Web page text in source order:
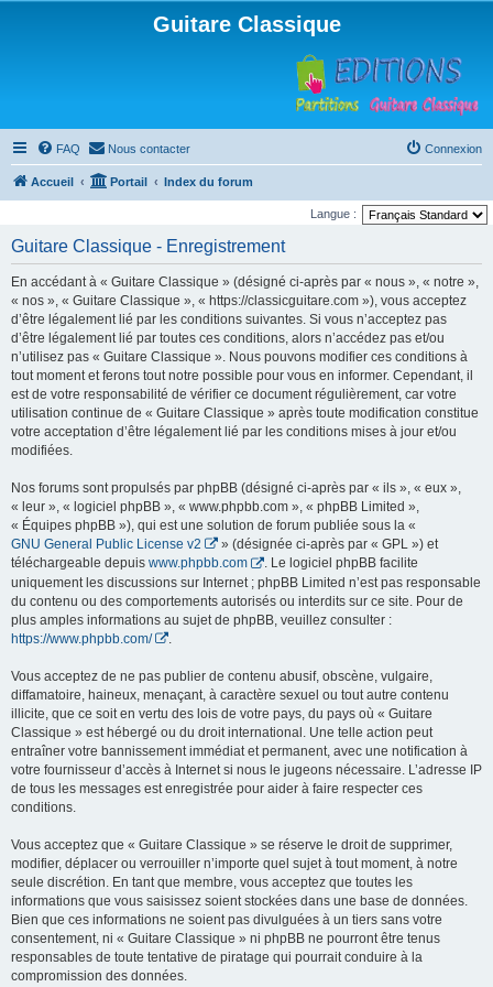
Guitare Classique
FAQ Nous contacter Connexion
Accueil Portail Index du forum
Langue :
Guitare Classique - Enregistrement
En accédant à « Guitare Classique » (désigné ci-après par « nous », « notre »,
« nos », « Guitare Classique », « https://classicguitare.com »), vous acceptez
d’être légalement lié par les conditions suivantes. Si vous n’acceptez pas
d’être légalement lié par toutes ces conditions, alors n’accédez pas et/ou
n’utilisez pas « Guitare Classique ». Nous pouvons modifier ces conditions à
tout moment et ferons tout notre possible pour vous en informer. Cependant, il
est de votre responsabilité de vérifier ce document régulièrement, car votre
utilisation continue de « Guitare Classique » après toute modification constitue
votre acceptation d’être légalement lié par les conditions mises à jour et/ou
modifiées.
Nos forums sont propulsés par phpBB (désigné ci-après par « ils », « eux »,
« leur », « logiciel phpBB », « www.phpbb.com », « phpBB Limited »,
« Équipes phpBB »), qui est une solution de forum publiée sous la «
GNU General Public License v2
» (désignée ci-après par « GPL ») et
téléchargeable depuis www.phpbb.com
. Le logiciel phpBB facilite
uniquement les discussions sur Internet ; phpBB Limited n’est pas responsable
du contenu ou des comportements autorisés ou interdits sur ce site. Pour de
plus amples informations au sujet de phpBB, veuillez consulter :
https://www.phpbb.com/
Vous acceptez de ne pas publier de contenu abusif, obscène, vulgaire,
diffamatoire, haineux, menaçant, à caractère sexuel ou tout autre contenu
illicite, que ce soit en vertu des lois de votre pays, du pays où « Guitare
Classique » est hébergé ou du droit international. Une telle action peut
entraîner votre bannissement immédiat et permanent, avec une notification à
votre fournisseur d’accès à Internet si nous le jugeons nécessaire. L’adresse IP
de tous les messages est enregistrée pour aider à faire respecter ces
conditions.
Vous acceptez que « Guitare Classique » se réserve le droit de supprimer,
modifier, déplacer ou verrouiller n’importe quel sujet à tout moment, à notre
seule discrétion. En tant que membre, vous acceptez que toutes les
informations que vous saisissez soient stockées dans une base de données.
Bien que ces informations ne soient pas divulguées à un tiers sans votre
consentement, ni « Guitare Classique » ni phpBB ne pourront être tenus
responsables de toute tentative de piratage qui pourrait conduire à la
compromission des données.